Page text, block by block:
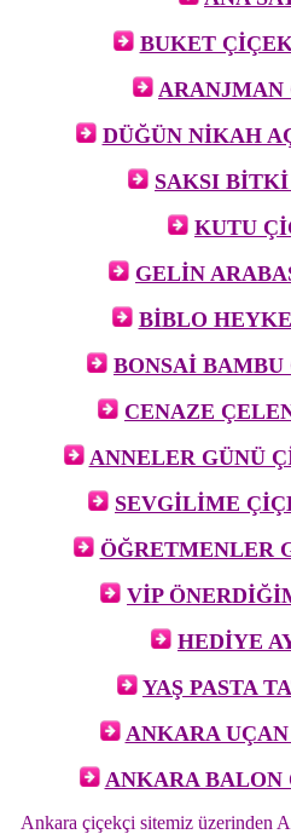
BUKET
DÜĞÜN NİKAH
SAKSI
KUTU
GELİN
BİBLO
BONSAİ
CENAZE
ANNELER GÜNÜ
SEVGİLİME
ÖĞRETMENLER
VİP
HEDİYE
YAŞ PASTA
ANKARA
ANKARA BALON
Ankara çiçekçi sitemiz üzerinden